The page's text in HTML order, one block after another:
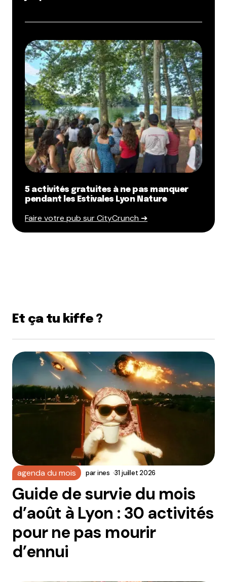
5 activités gratuites à ne pas manquer
pendant les Estivales Lyon Nature
Faire votre pub sur CityCrunch ➔
Et ça tu kiffe ?
agenda du mois parines 31 juillet 2026
Guide de survie du mois
d’août à Lyon : 30 activités
pour ne pas mourir
d’ennui